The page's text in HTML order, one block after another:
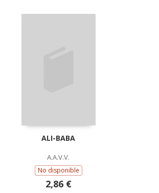
ALI-BABA
A.A.V.V.
No disponible
2,86 €